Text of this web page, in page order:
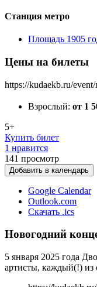
Станция метро
Площадь 1905
Цены на билеты
https://kudaekb.ru/
Взрослый: от 1
5+
Купить билет
1 нравится
141 просмотр
Добавить в календарь
Google Calendar
Outlook.com
Скачать .ics
Новогодний
5 января 2025 года
артисты, каждый(!) из